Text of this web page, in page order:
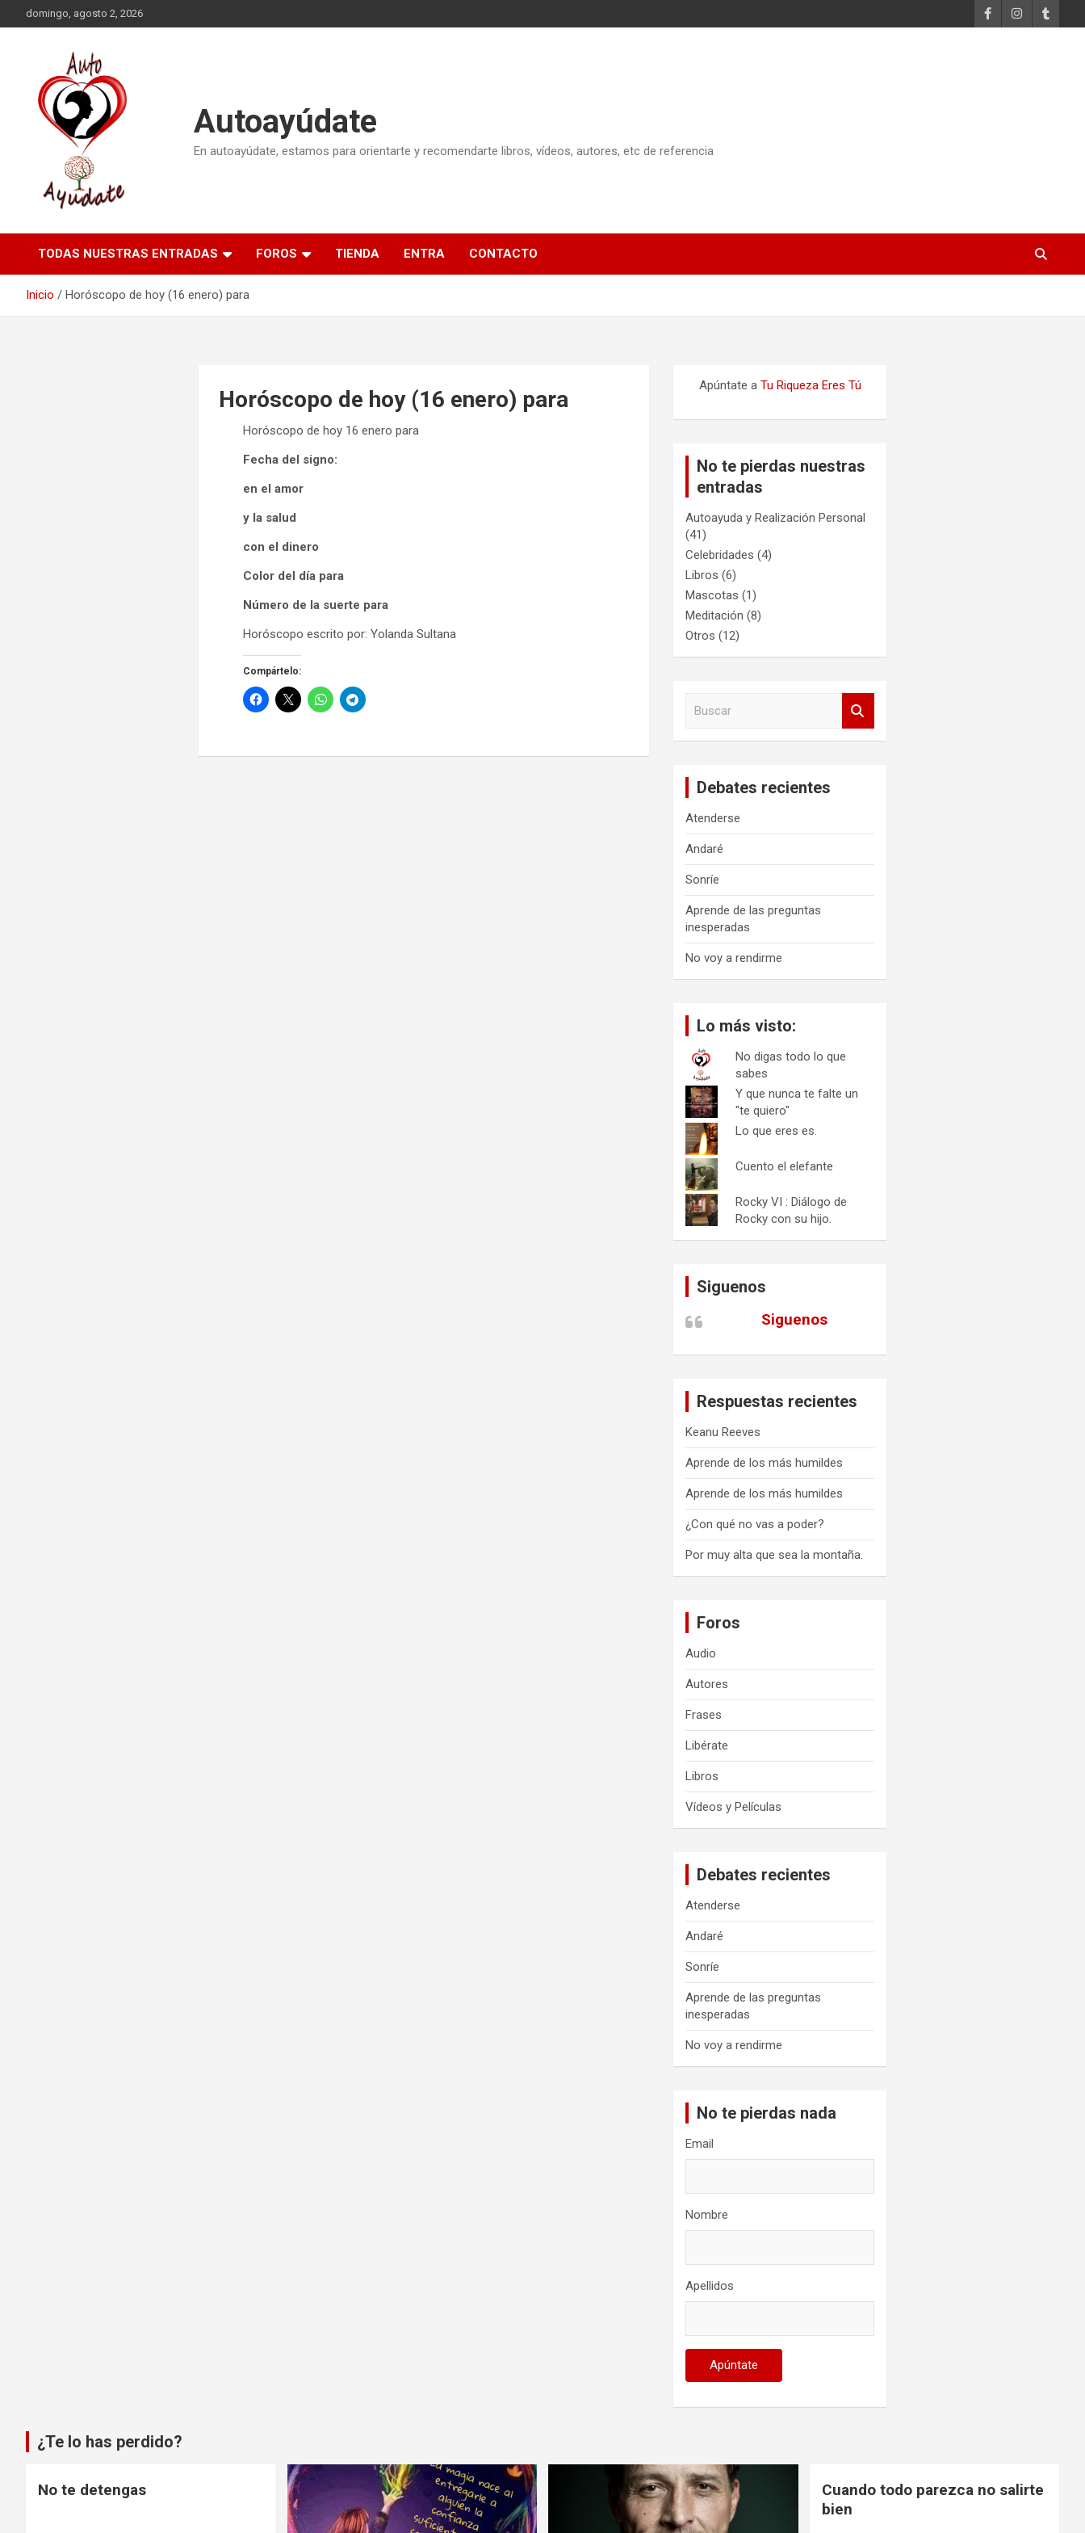
al
domingo, agosto 2, 2026
Autoayúdate
En autoayúdate, estamos para orientarte y recomendarte libros, vídeos, autores, etc de referencia
TODAS NUESTRAS ENTRADAS FOROS TIENDA ENTRA CONTACTO
Inicio Horóscopo de hoy (16 enero) para
Horóscopo de hoy (16 enero) para
Horóscopo de hoy 16 enero para
Fecha del signo:
en el amor
y la salud
con el dinero
Color del día para
Número de la suerte para
Horóscopo escrito por: Yolanda Sultana
Compártelo:
Apúntate a Tu Riqueza Eres Tú
No te pierdas nuestras
entradas
Autoayuda y Realización Personal
(41)
Celebridades (4)
Libros (6)
Mascotas (1)
Meditación (8)
Otros (12)
Debates recientes
Atenderse
Andaré
Sonríe
Aprende de las preguntas
inesperadas
No voy a rendirme
Lo más visto:
No digas todo lo que
sabes
Y que nunca te falte un
"te quiero"
Lo que eres es.
Cuento el elefante
Rocky VI : Diálogo de
Rocky con su hijo.
Siguenos
Siguenos
Respuestas recientes
Keanu Reeves
Aprende de los más humildes
Aprende de los más humildes
¿Con qué no vas a poder?
Por muy alta que sea la montaña.
Foros
Audio
Autores
Frases
Libérate
Libros
Vídeos y Películas
Debates recientes
Atenderse
Andaré
Sonríe
Aprende de las preguntas
inesperadas
No voy a rendirme
No te pierdas nada
Email
Nombre
Apellidos
¿Te lo has perdido?
No te detengas
Cuando todo parezca no salirte
bien